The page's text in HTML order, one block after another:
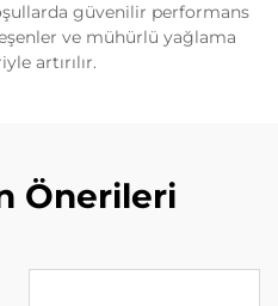
güvenilir performans
ve mühürlü yağlama
artırılır.
Önerileri